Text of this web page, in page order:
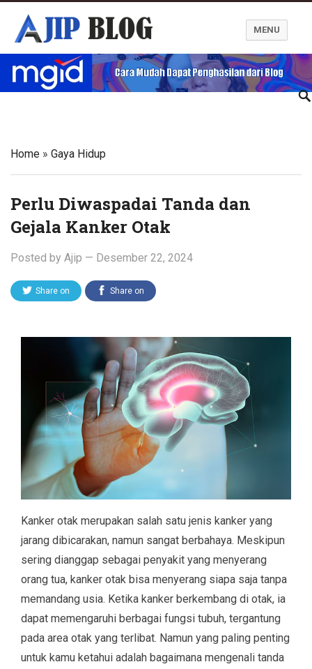
Ajip Blog
MENU
Home » Gaya Hidup
Perlu Diwaspadai Tanda dan
Gejala Kanker Otak
Posted by Ajip — Desember 22, 2024
Share on Share on
Kanker otak merupakan salah satu jenis kanker yang
jarang dibicarakan, namun sangat berbahaya. Meskipun
sering dianggap sebagai penyakit yang menyerang
orang tua, kanker otak bisa menyerang siapa saja tanpa
memandang usia. Ketika kanker berkembang di otak, ia
dapat memengaruhi berbagai fungsi tubuh, tergantung
pada area otak yang terlibat. Namun yang paling penting
untuk kamu ketahui adalah bagaimana mengenali tanda